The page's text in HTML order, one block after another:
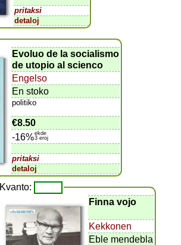
pritaksi
detaloj
Evoluo de la socialismo
de utopio al scienco
Engelso
En stoko
politiko
€8.50
-16%ekde
3 eroj
pritaksi
detaloj
Kvanto:
Finna vojo
Kekkonen
Eble mendebla